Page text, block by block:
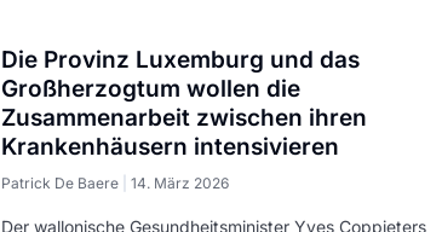
Die Provinz Luxemburg und das
Großherzogtum wollen die
Zusammenarbeit zwischen ihren
Krankenhäusern intensivieren
Patrick De Baere 14. März 2026
Der wallonische Gesundheitsminister Yves Coppieters